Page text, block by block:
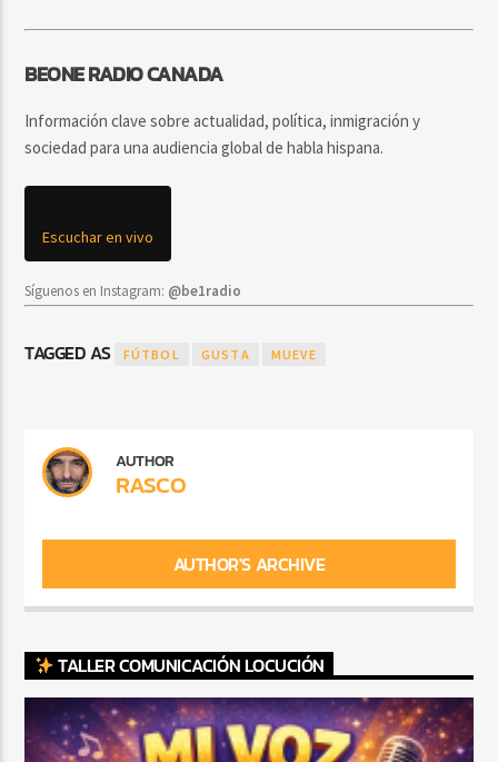
BEONE RADIO CANADA
Información clave sobre actualidad, política, inmigración y
sociedad para una audiencia global de habla hispana.
Escuchar en vivo
Síguenos en Instagram: @be1radio
TAGGED AS FÚTBOL GUSTA MUEVE
AUTHOR
RASCO
AUTHOR'S ARCHIVE
TALLER COMUNICACIÓN LOCUCIÓN